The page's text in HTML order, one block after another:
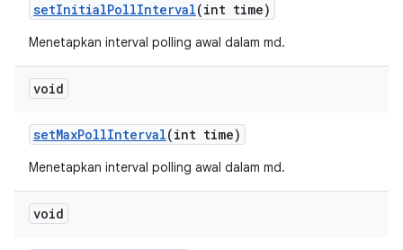
setInitialPollInterval(int time)
Menetapkan interval polling awal dalam md.
void
setMaxPollInterval(int time)
Menetapkan interval polling awal dalam md.
void